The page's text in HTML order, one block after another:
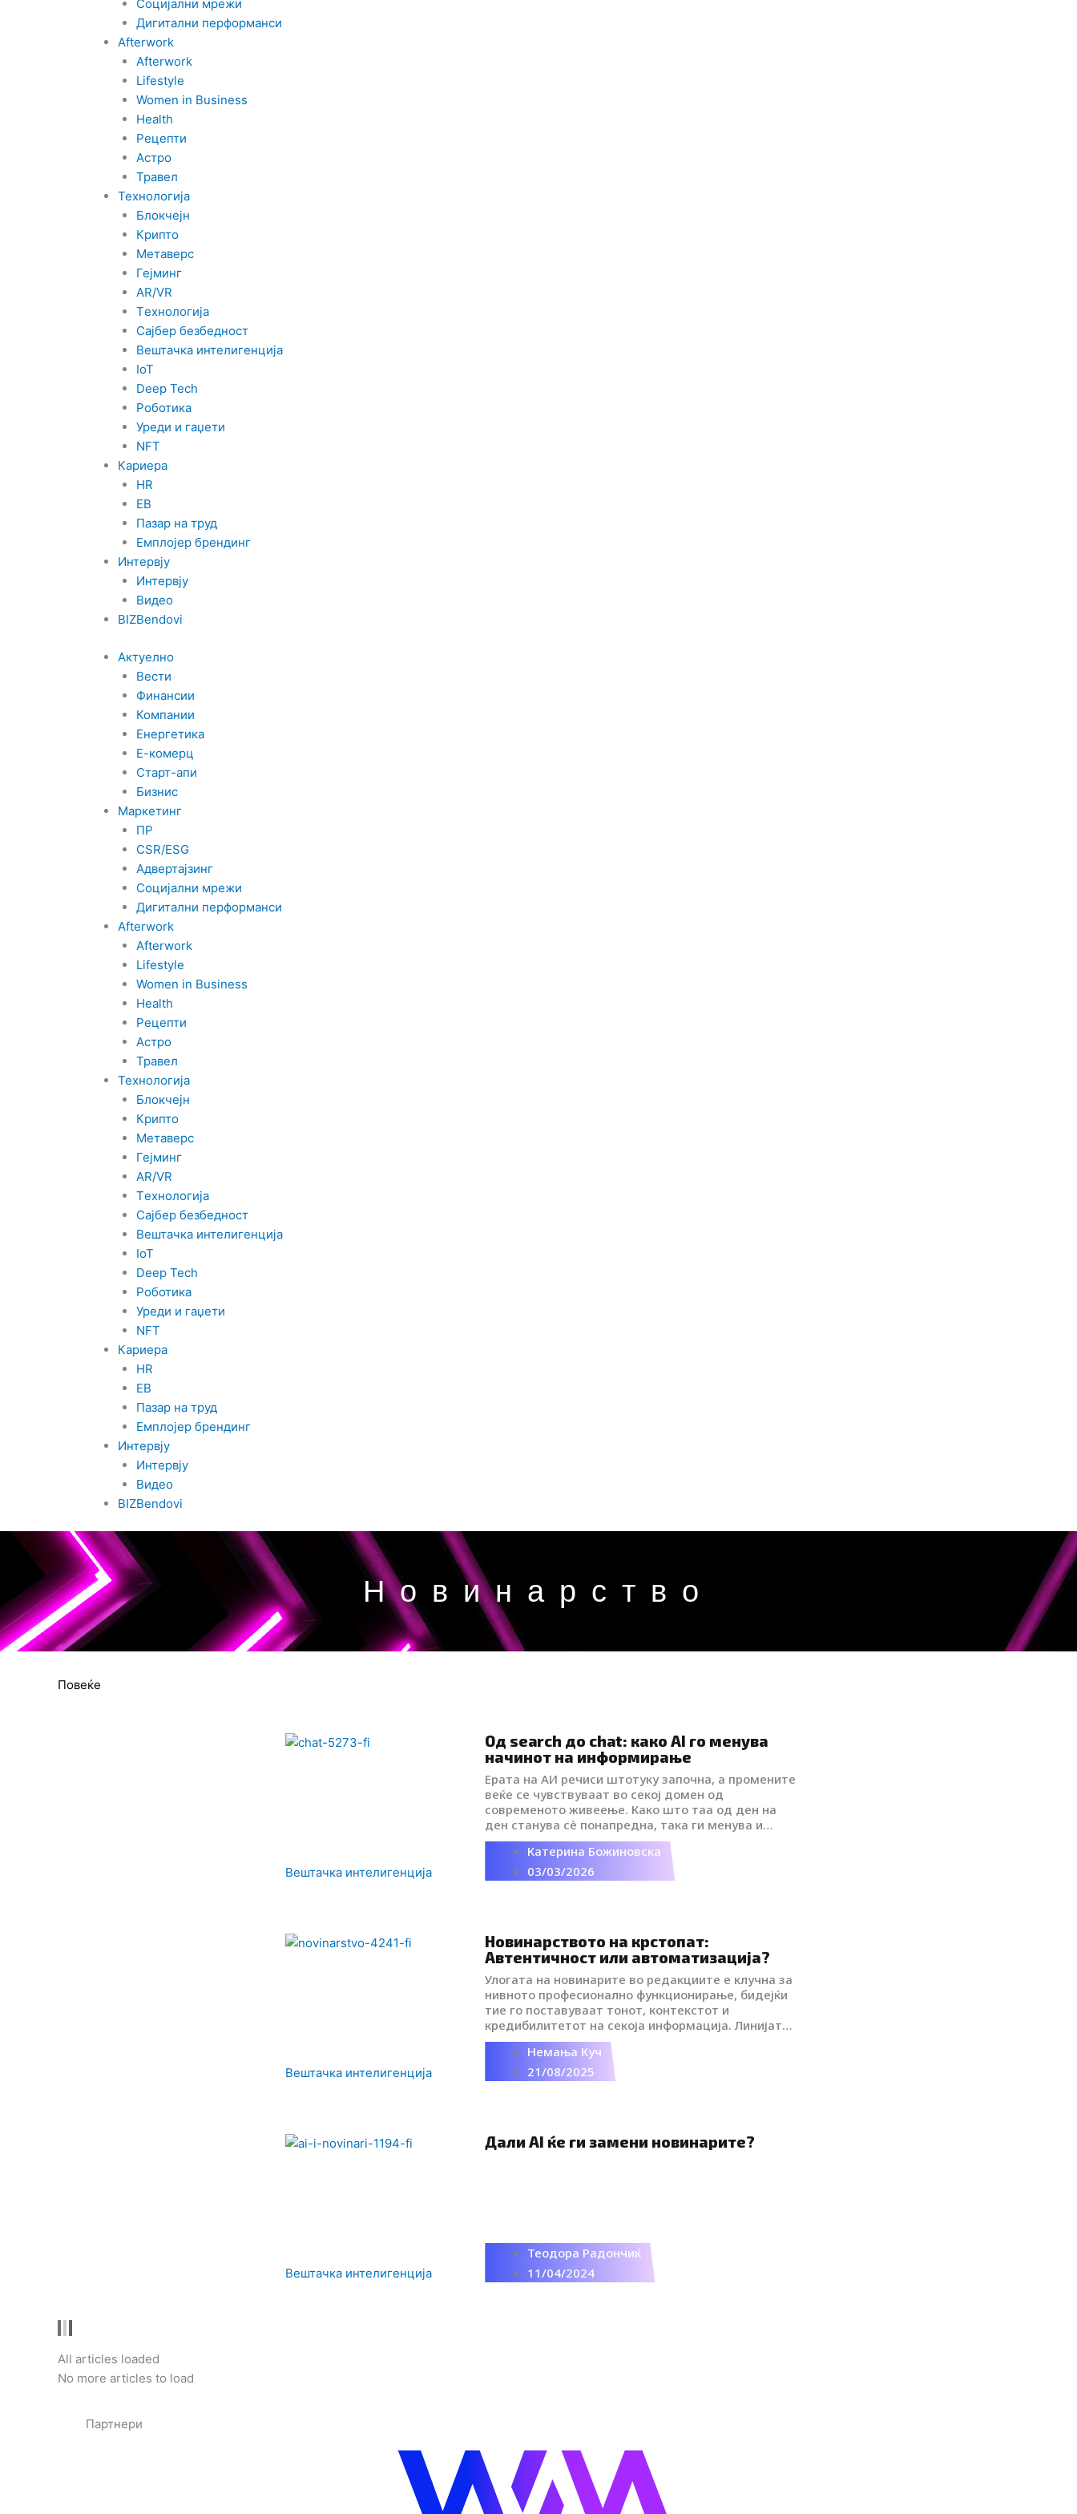
n
Социјални мрежи
Дигитални перформанси
Afterwork
Afterwork
Lifestyle
Women in Business
Health
Рецепти
Астро
Травел
Технологија
Блокчејн
Крипто
Метаверс
Гејминг
AR/VR
Tехнологија
Сајбер безбедност
Вештачка интелигенција
IoT
Deep Tech
Роботика
Уреди и гаџети
NFT
Кариера
HR
EB
Пазар на труд
Емплојер брендинг
Интервју
Интервју
Видео
BIZBendovi
Актуелно
Вести
Финансии
Компании
Енергетика
Е-комерц
Старт-апи
Бизнис
Маркетинг
ПР
CSR/ESG
Адвертајзинг
Социјални мрежи
Дигитални перформанси
Afterwork
Afterwork
Lifestyle
Women in Business
Health
Рецепти
Астро
Травел
Технологија
Блокчејн
Крипто
Метаверс
Гејминг
AR/VR
Tехнологија
Сајбер безбедност
Вештачка интелигенција
IoT
Deep Tech
Роботика
Уреди и гаџети
NFT
Кариера
HR
EB
Пазар на труд
Емплојер брендинг
Интервју
Интервју
Видео
BIZBendovi
Новинарство
Повеќе
Вештачка интелигенција
Од search до chat: како AI го менува
начинот на информирање
Ерата на АИ речиси штотуку започна, а промените
веќе се чувствуваат во секој домен од
современото живеење. Како што таа од ден на
ден станува сè понапредна, така ги менува и
навиките на луѓето.
Катерина Божиновска
03/03/2026
Вештачка интелигенција
Новинарството на крстопат:
Автентичност или автоматизација?
Улогата на новинарите во редакциите е клучна за
нивното професионално функционирање, бидејќи
тие го поставуваат тонот, контекстот и
кредибилитетот на секоја информација. Линијата
помеѓу АI-алатките и личниот печат во
електронското новинарство се повлекува токму
таму каде што човечкото искуство, етиката и
препознатливиот стил стануваат незаменливи.
Немања Куч
21/08/2025
Вештачка интелигенција
Дали AI ќе ги замени новинарите?
Теодора Радончиќ
11/04/2024
All articles loaded
No more articles to load
Партнери